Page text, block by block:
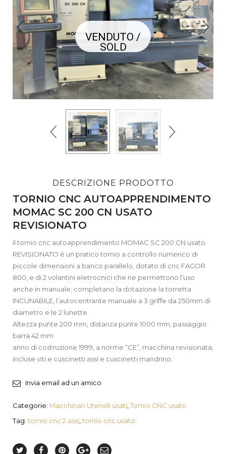
VENDUTO /
SOLD
DESCRIZIONE PRODOTTO
TORNIO CNC AUTOAPPRENDIMENTO
MOMAC SC 200 CN USATO
REVISIONATO
Il tornio cnc autoapprendimento MOMAC SC 200 CN usato
REVISIONATO è un pratico tornio a controllo numerico di
piccole dimensioni a banco parallelo, dotato di cnc FAGOR
800, e di 2 volantini eletrocnici che ne permettono l’uso
anche in manuale; completano la dotazione la torretta
INCLINABILE, l’autocentrante manuale a 3 griffe da 250mm di
diametro e le 2 lunette.
Altezza punte 200 mm, distanza punte 1000 mm, passaggio
barra 42 mm
anno di costruzione 1999, a norme “CE”, macchina revisionata,
incluse viti e cuscinetti assi e cuscinetti mandrino.
Invia email ad un amico
Categorie: Macchinari Utensili usati Tornio CNC usato
Tag:tornio cnc 2 assi ,tornio cnc usato